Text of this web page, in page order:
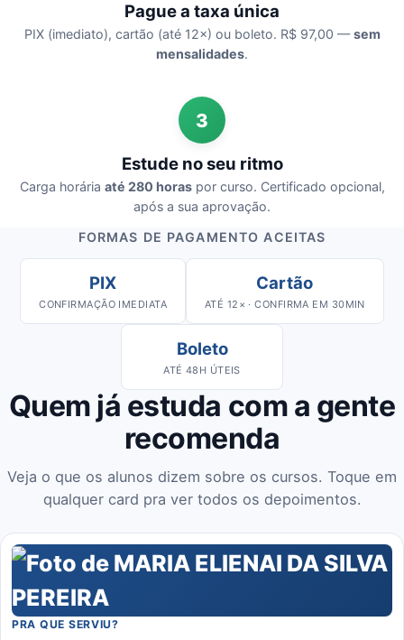
Pague a taxa única
PIX (imediato), cartão (até 12×) ou boleto. R$ 97,00 —sem
mensalidades.
3
Estude no seu ritmo
Carga horária até 280 horaspor curso. Certificado opcional,
após a sua aprovação.
FORMAS DE PAGAMENTO ACEITAS
PIX
CONFIRMAÇÃO IMEDIATA
Cartão
ATÉ 12× · CONFIRMA EM 30MIN
Boleto
ATÉ 48H ÚTEIS
Quem já estuda com a gente
recomenda
Veja o que os alunos dizem sobre os cursos. Toque em
qualquer card pra ver todos os depoimentos.
PRA QUE SERVIU?